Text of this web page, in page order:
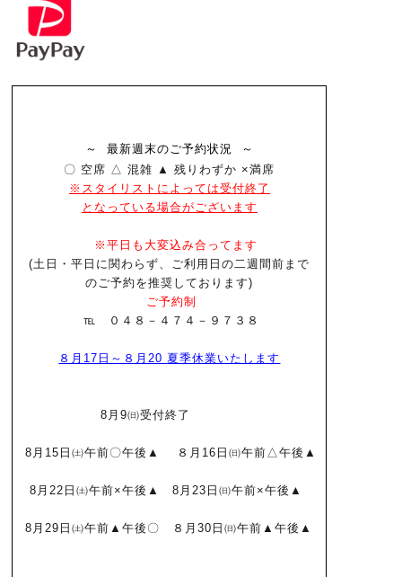
～ 最新週末のご予約状況 ～
〇 空席 △ 混雑 ▲ 残りわずか ×満席
※スタイリストによっては受付終了
となっている場合がございます
※平日も大変込み合ってます
(土日・平日に関わらず、ご利用日の二週間前まで
のご予約を推奨しております)
ご予約制
℡ ０４８－４７４－９７３８
８月17日～８月20 夏季休業いたします
8月9㈰受付終了
8月15日㈯午前〇午後▲ ８月16日㈰午前△午後▲
8月22日㈯午前×午後▲ 8月23日㈰午前×午後▲
8月29日㈯午前▲午後〇 ８月30日㈰午前▲午後▲